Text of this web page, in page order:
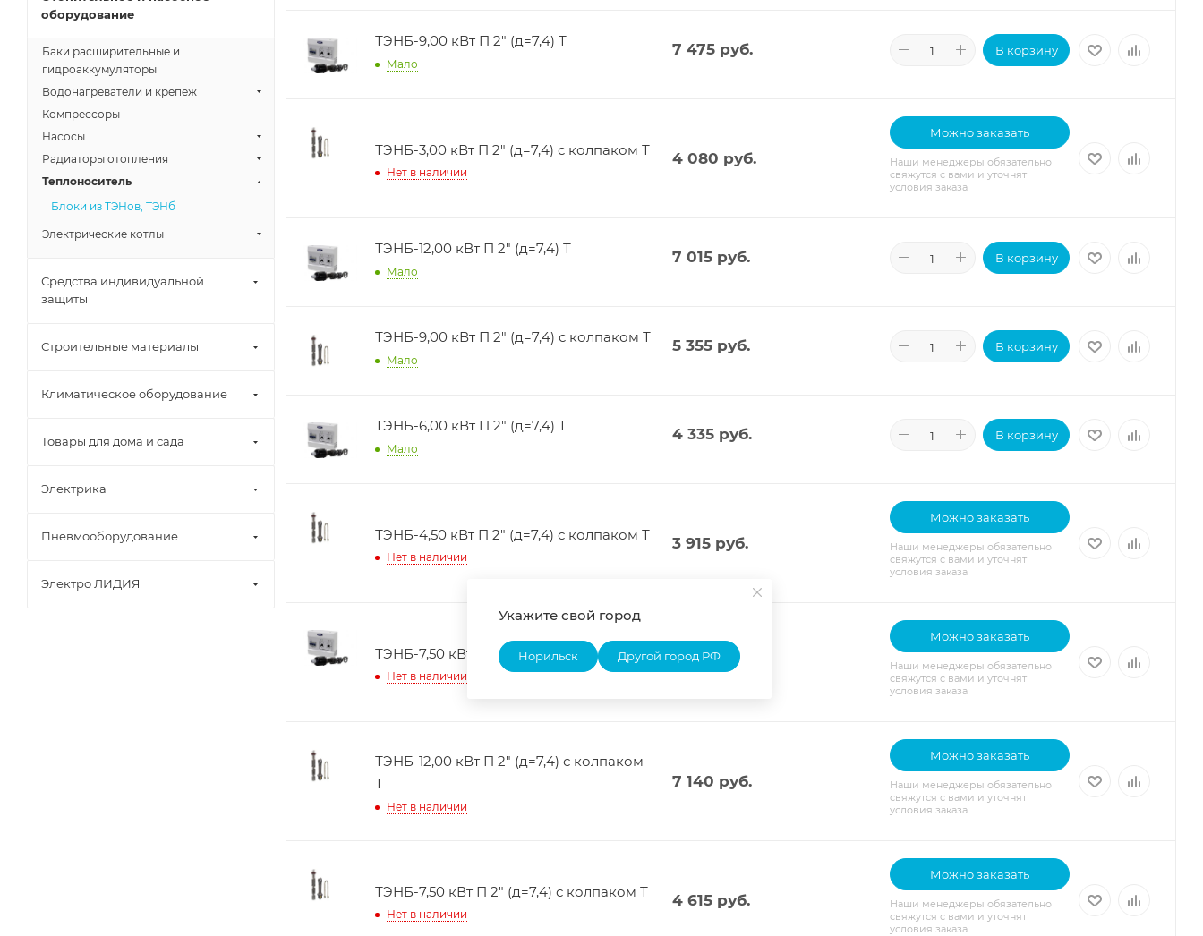
ТЭНБ-9,00 кВт П 2" (д=7,4) Т
Мало
7 475руб. В корзину
ТЭНБ-3,00 кВт П 2" (д=7,4) с колпаком Т
Нет в наличии
4 080 руб.
Можно заказать
Наши менеджеры обязательно
свяжутся с вами и уточнят
условия заказа
ТЭНБ-12,00 кВт П 2" (д=7,4) Т
Мало
7 015руб. В корзину
ТЭНБ-9,00 кВт П 2" (д=7,4) с колпаком Т
Мало
5 355руб. В корзину
ТЭНБ-6,00 кВт П 2" (д=7,4) Т
Мало
4 335руб. В корзину
ТЭНБ-4,50 кВт П 2" (д=7,4) с колпаком Т
Нет в наличии
3 915руб.
Можно заказать
Наши менеджеры обязательно
свяжутся с вами и уточнят
условия заказа
ТЭНБ-7,50 кВт П 2" (д=7,4) Т
Нет в наличии
4 975руб.
Можно заказать
Наши менеджеры обязательно
свяжутся с вами и уточнят
условия заказа
ТЭНБ-12,00 кВт П 2" (д=7,4) с колпаком
Т
Нет в наличии
7 140 руб.
Можно заказать
Наши менеджеры обязательно
свяжутся с вами и уточнят
условия заказа
ТЭНБ-7,50 кВт П 2" (д=7,4) с колпаком Т
Нет в наличии
4 615руб.
Можно заказать
Наши менеджеры обязательно
свяжутся с вами и уточнят
условия заказа
оборудование
Баки расширительные и
гидроаккумуляторы
Водонагреватели и крепеж
Компрессоры
Насосы
Радиаторы отопления
Теплоноситель
Блоки из ТЭНов, ТЭНб
Электрические котлы
Средства индивидуальной
защиты
Строительные материалы
Климатическое оборудование
Товары для дома и сада
Электрика
Пневмооборудование
Электро ЛИДИЯ
Укажите свой город
Норильск Другой город РФ